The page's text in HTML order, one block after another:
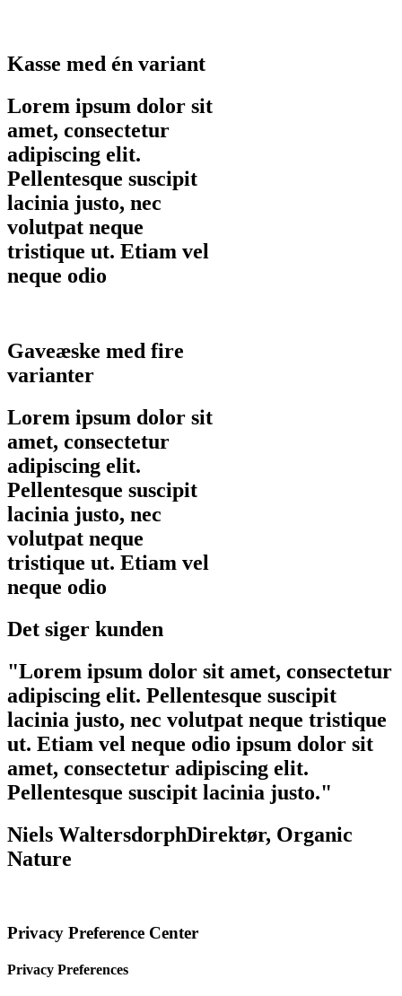
Kasse med én variant
Lorem ipsum dolor sit
amet, consectetur
adipiscing elit.
Pellentesque suscipit
lacinia justo, nec
volutpat neque
tristique ut. Etiam vel
neque odio
Gaveæske med fire
varianter
Lorem ipsum dolor sit
amet, consectetur
adipiscing elit.
Pellentesque suscipit
lacinia justo, nec
volutpat neque
tristique ut. Etiam vel
neque odio
Det siger kunden
"Lorem ipsum dolor sit amet, consectetur
adipiscing elit. Pellentesque suscipit
lacinia justo, nec volutpat neque tristique
ut. Etiam vel neque odio ipsum dolor sit
amet, consectetur adipiscing elit.
Pellentesque suscipit lacinia justo."
Niels WaltersdorphDirektør, Organic
Nature
Privacy Preference Center
Privacy Preferences